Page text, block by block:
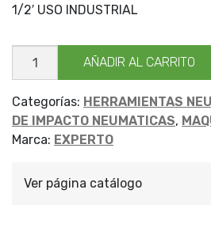
1/2′ USO INDUSTRIAL
LLAVE
IMPAC
NEUM
EXPER
cantidad
AÑADIR AL CARRITO
Categorías: HERRAMIENTAS
DE IMPACTO NEUMATICAS,
Marca: EXPERTO
Ver página catálogo